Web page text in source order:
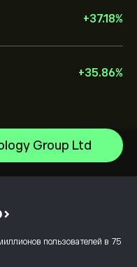
+37.18%
+35.86%
Group Ltd
пользователей в 75